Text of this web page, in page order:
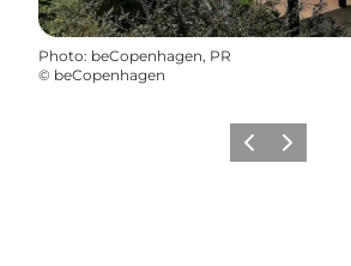
Photo: beCopenhagen, PR
© beCopenhagen
Previous
Next